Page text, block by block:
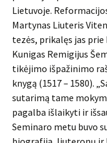
Lietuvoje.
Martynas Liuteris
tezės, prikalęs jas prie
Kunigas Remigijus
tikėjimo išpažinimo
knygą (1517 – 1580).
sutarimą tame
pagalba išlaikyti ir
Seminaro metu buvo